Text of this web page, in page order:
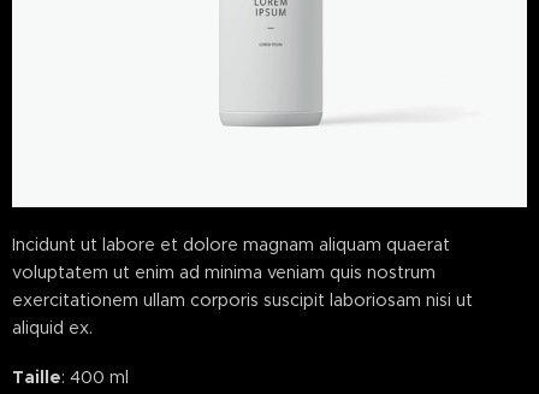
Incidunt ut labore et dolore magnam aliquam quaerat
voluptatem ut enim ad minima veniam quis nostrum
exercitationem ullam corporis suscipit laboriosam nisi ut
aliquid ex.
Taille: 400 ml